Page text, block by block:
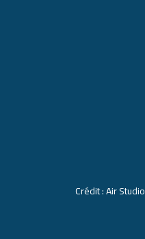
Crédit : Air Studio